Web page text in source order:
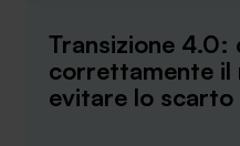
ti invitiamo a consultare le
sopra.
Transizione 4.0:
correttamente il
evitare lo